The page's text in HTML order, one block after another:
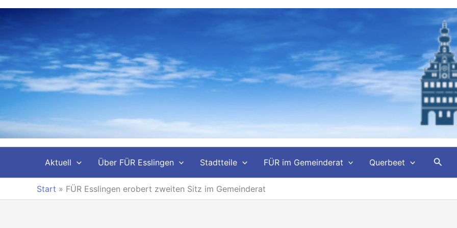
Zum
Aktuell Über FÜR Esslingen Stadtteile FÜR im Gemeinderat Querbeet
Start » FÜR Esslingen erobert zweiten Sitz im Gemeinderat